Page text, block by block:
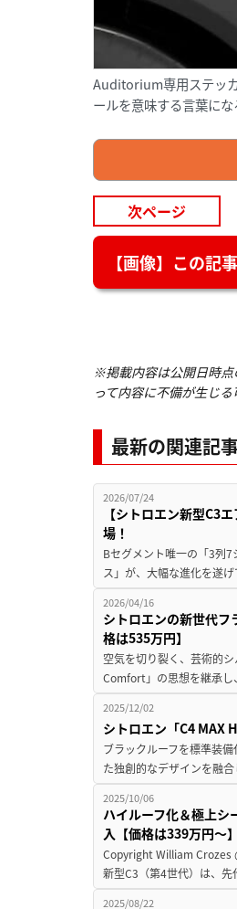
Auditorium専用ステッ
ールを意味する言葉にな
次ページ
【画像】この記
※掲載内容は公開日時点
って内容に不備が生じ
最新の関連記
2026/07/24
【シトロエン新型C3
場！
Bセグメント唯一の「3列7
ス」が、大幅な進化を遂
2026/04/16
シトロエンの新世代フ
格は535万円】
空気を切り裂く、芸術的
Comfort」の思想を継承
2025/12/02
シトロエン「C4 MAX
ブラックルーフを標準装
た独創的なデザインを融
2025/10/06
ハイルーフ化＆極上シ
入【価格は339万円〜】
Copyright William Crozes
新型C3（第4世代）は、
2025/08/22